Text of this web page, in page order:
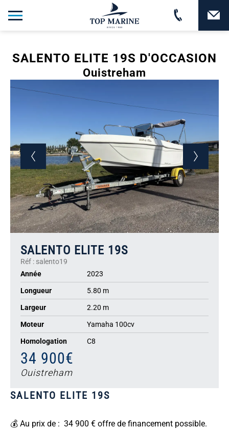
SALENTO ELITE 19S D'OCCASION
Ouistreham
SALENTO ELITE 19S
Réf : salento19
Année
2023
Longueur 5.80 m
Largeur 2.20 m
Moteur Yamaha 100cv
Homologation C8
34 900€
Ouistreham
SALENTO ELITE 19S
💰 Au prix de : 34 900 € offre de financement possible.